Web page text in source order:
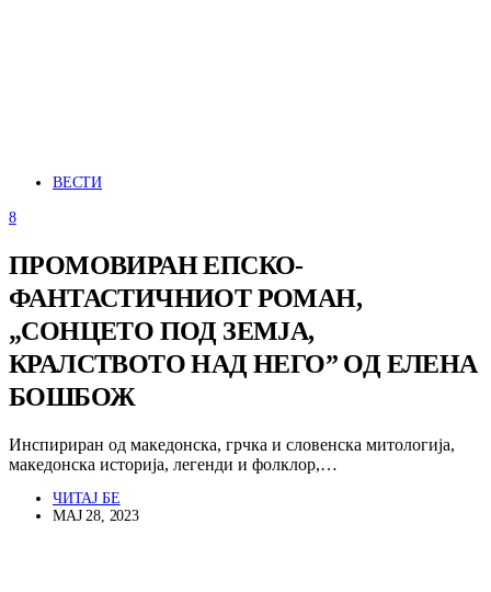
ВЕСТИ
8
ПРОМОВИРАН ЕПСКО-
ФАНТАСТИЧНИОТ РОМАН,
„СОНЦЕТО ПОД ЗЕМЈА,
КРАЛСТВОТО НАД НЕГО” ОД ЕЛЕНА
БОШБОЖ
Инспириран од македонска, грчка и словенска митологија,
македонска историја, легенди и фолклор,…
ЧИТАЈ БЕ
МАЈ 28, 2023